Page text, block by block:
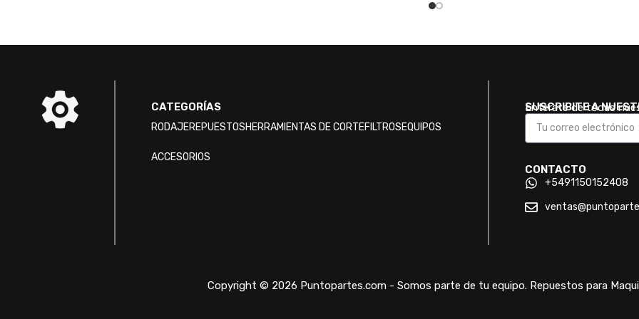
CATEGORÍAS
RODAJEREPUESTOSHERRAMIENTAS DE CORTEFILTROSEQUIPOS
ACCESORIOS
SUSCRIBITE A
Enterate de todas
CONTACTO
+5491150152408
Copyright © 2026 Puntopartes.com - Somos parte de tu equipo. Repuestos para